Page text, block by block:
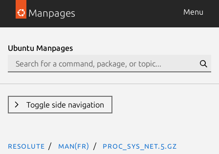
Manpages Menu
Ubuntu Manpages
Toggle side navigation
resolute man(fr) proc_sys_net.5.gz